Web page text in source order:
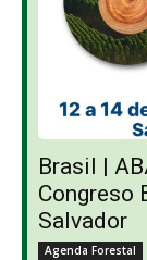
Brasil |
Congreso
Salvador
Agenda Forestal